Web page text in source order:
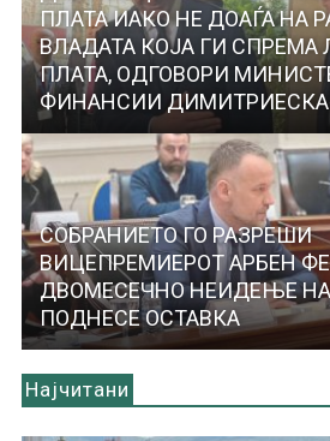
ПЛАТА ИАКО НЕ ДОАЃА НА
ВЛАДАТА КОЈА ГИ СПРЕМА
ПЛАТА, ОДГОВОРИ
ФИНАНСИИ
СОБРАНИЕТО ГО РАЗРЕШИ
ВИЦЕПРЕМИЕРОТ АРБЕН
ДВОМЕСЕЧНО НЕИДЕЊЕ НА
ПОДНЕСЕ ОСТАВКА
Најчитани